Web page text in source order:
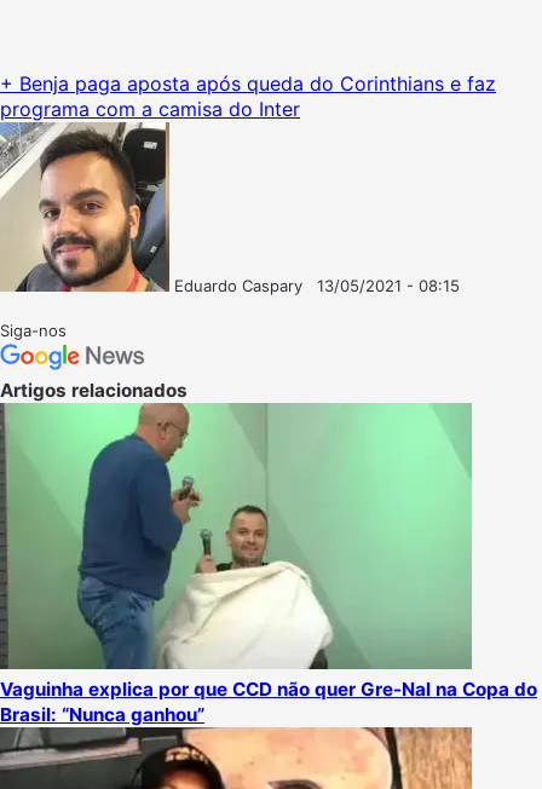
+ Benja paga aposta após queda do Corinthians e faz
programa com a camisa do Inter
Eduardo Caspary
13/05/2021 - 08:15
Siga-nos
Artigos relacionados
Vaguinha explica por que CCD não quer Gre-Nal na Copa do
Brasil: “Nunca ganhou”